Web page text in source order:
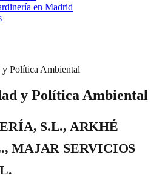
en Madrid
Política Ambiental
y Política Ambiental
S.L., ARKHÉ
MAJAR SERVICIOS